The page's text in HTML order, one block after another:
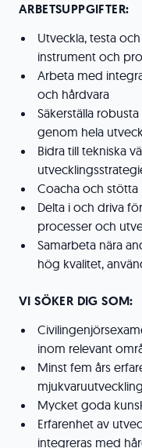
ARBETSUPPGIFTER:
Utveckla, testa
instrument och
Arbeta med
och hårdvara
Säkerställa
genom hela
Bidra till tekniska
Coacha och stötta
Delta i och driva
processer och
Samarbeta nära
hög kvalitet,
VI SÖKER DIG SOM:
inom relevant
Minst fem års
mjukvaruutveckling
Mycket goda
Erfarenhet av
integreras med